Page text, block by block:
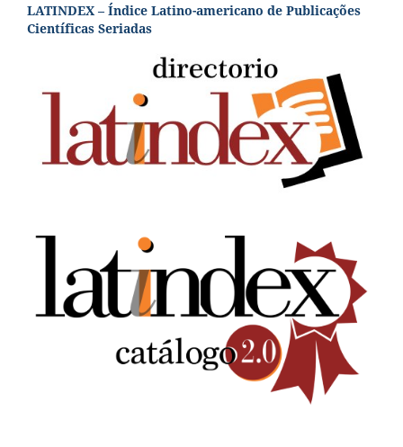
LATINDEX – Índice Latino-americano de Publicações
Científicas Seriadas